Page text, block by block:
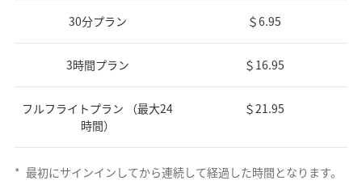
30分プラン ＄6.95
3時間プラン ＄16.95
フルフライトプラン （最大24
時間）
＄21.95
* 最初にサインインしてから連続して経過した時間となります。